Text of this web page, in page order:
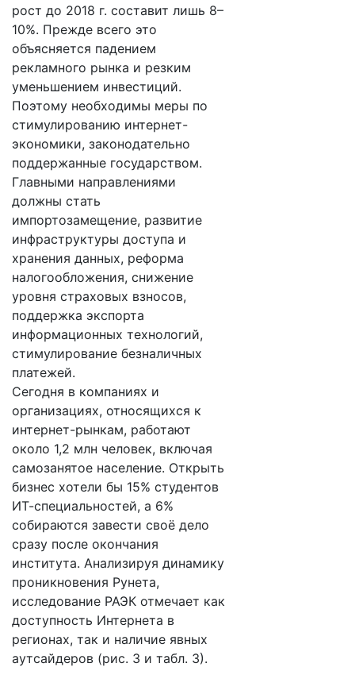
рост до 2018 г. составит лишь 8–
10%. Прежде всего это
объясняется падением
рекламного рынка и резким
уменьшением инвестиций.
Поэтому необходимы меры по
стимулированию интернет-
экономики, законодательно
поддержанные государством.
Главными направлениями
должны стать
импортозамещение, развитие
инфраструктуры доступа и
хранения данных, реформа
налогообложения, снижение
уровня страховых взносов,
поддержка экспорта
информационных технологий,
стимулирование безналичных
платежей.
Сегодня в компаниях и
организациях, относящихся к
интернет-рынкам, работают
около 1,2 млн человек, включая
самозанятое население. Открыть
бизнес хотели бы 15% студентов
ИТ-специальностей, а 6%
собираются завести своё дело
сразу после окончания
института. Анализируя динамику
проникновения Рунета,
исследование РАЭК отмечает как
доступность Интернета в
регионах, так и наличие явных
аутсайдеров (рис. 3 и табл. 3).